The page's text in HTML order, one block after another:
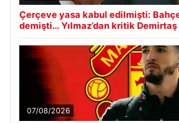
Çerçeve yasa kabul edilmişti:
demişti… Yılmaz’dan kritik Demirtaş
07/08/2026